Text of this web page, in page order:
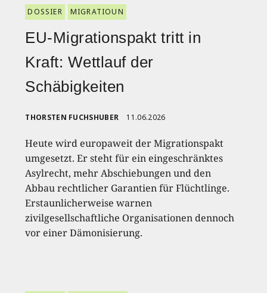
DOSSIER MIGRATIOUN
EU-Migrationspakt tritt in
Kraft: Wettlauf der
Schäbigkeiten
THORSTEN FUCHSHUBER 11.06.2026
Heute wird europaweit der Migrationspakt
umgesetzt. Er steht für ein eingeschränktes
Asylrecht, mehr Abschiebungen und den
Abbau rechtlicher Garantien für Flüchtlinge.
Erstaunlicherweise warnen
zivilgesellschaftliche Organisationen dennoch
vor einer Dämonisierung.